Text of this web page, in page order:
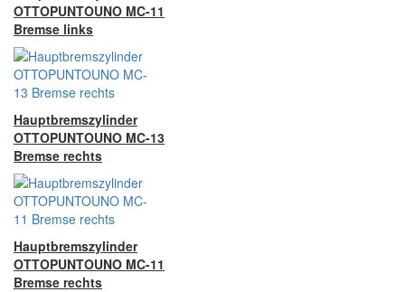
OTTOPUNTOUNO MC-11
Bremse links
Hauptbremszylinder
OTTOPUNTOUNO MC-13
Bremse rechts
Hauptbremszylinder
OTTOPUNTOUNO MC-11
Bremse rechts